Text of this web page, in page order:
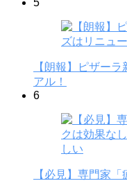
【朗報】ピザー
アル！
6
【必見】専門家